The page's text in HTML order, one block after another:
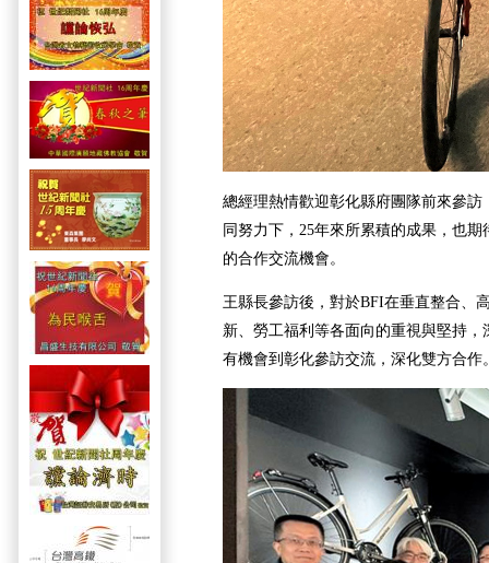
總經理熱情歡迎彰化縣府團隊前來參
同努力下，25年來所累積的成果，也
的合作交流機會。
王縣長參訪後，對於BFI在垂直整合、
新、勞工福利等各面向的重視與堅持
有機會到彰化參訪交流，深化雙方合作